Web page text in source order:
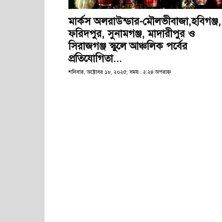
মার্কস অলরাউন্ডার-মৌলভীবাজা,হবিগঞ্জ,
ফরিদপুর, সুনামগঞ্জ, মাদারীপুর ও
সিরাজগঞ্জ স্কুলে আঞ্চলিক পর্বের
প্রতিযোগিতা...
শনিবার, অক্টোবর ১৮, ২০২৫; সময় : ২:২৪ অপরাহ্ণ